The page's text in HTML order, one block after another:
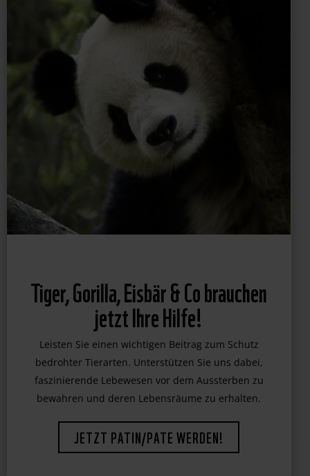
Tiger, Gorilla, Eisbär & Co brauchen
jetzt Ihre Hilfe!
Leisten Sie einen wichtigen Beitrag zum Schutz
bedrohter Tierarten. Unterstützen Sie uns dabei,
faszinierende Lebewesen vor dem Aussterben zu
bewahren und deren Lebensräume zu erhalten.
JETZT PATIN/PATE WERDEN!